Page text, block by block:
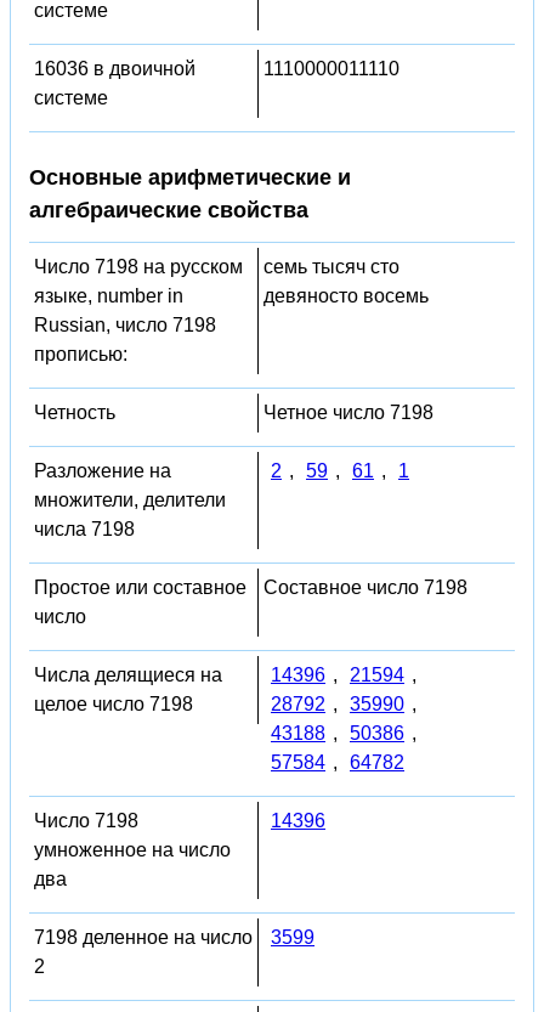
системе
16036 в двоичной
системе
1110000011110
Основные арифметические и
алгебраические свойства
Число 7198 на русском
языке, number in
Russian, число 7198
прописью:
семь тысяч сто
девяносто восемь
Четность Четное число 7198
Разложение на
множители, делители
числа 7198
2 , 59 , 61 , 1
Простое или составное
число
Составное число 7198
Числа делящиеся на
целое число 7198
14396 , 21594 ,
28792 , 35990 ,
43188 , 50386 ,
57584 , 64782
Число 7198
умноженное на число
два
14396
7198 деленное на число
2
3599